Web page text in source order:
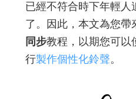
已經不符合時下年輕人
了。因此，本文為您帶
同步教程，以期您可以
行製作個性化鈴聲。